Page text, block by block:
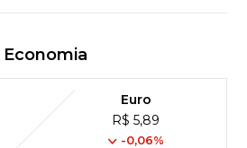
Economia
Euro
R$ 5,89
-0,06%